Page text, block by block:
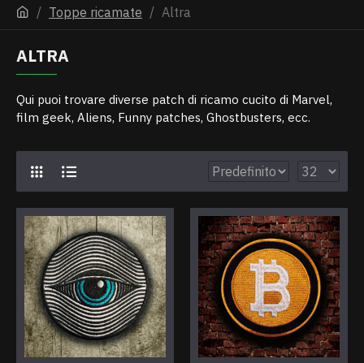
Toppe ricamate Altra
ALTRA
Qui puoi trovare diverse patch di ricamo cucito di Marvel,
film geek, Aliens, Funny patches, Ghostbusters, ecc.